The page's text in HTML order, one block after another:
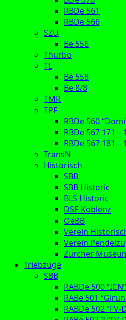
RBDe 561
RBDe 566
SZU
Be 556
Thurbo
TL
Be 558
Be 8/8
TMR
TPF
RBDe 560
RBDe 567 171 –
RBDe 567 181 –
TransN
Historisch
SBB
SBB Historic
BLS Historic
DSF-Koblenz
OeBB
Verein
Verein
Zürcher
Triebzüge
SBB
RABDe 500 “ICN”
RABe 501
RABDe 502 “FV-